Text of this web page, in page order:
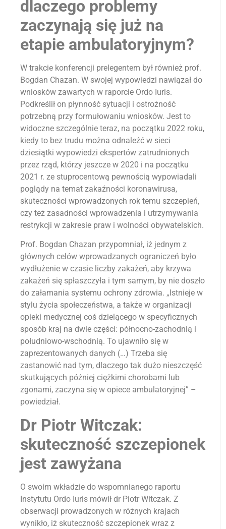
dlaczego problemy
zaczynają się już na
etapie ambulatoryjnym?
W trakcie konferencji prelegentem był również prof.
Bogdan Chazan. W swojej wypowiedzi nawiązał do
wniosków zawartych w raporcie Ordo Iuris.
Podkreślił on płynność sytuacji i ostrożność
potrzebną przy formułowaniu wniosków. Jest to
widoczne szczególnie teraz, na początku 2022 roku,
kiedy to bez trudu można odnaleźć w sieci
dziesiątki wypowiedzi ekspertów zatrudnionych
przez rząd, którzy jeszcze w 2020 i na początku
2021 r. ze stuprocentową pewnością wypowiadali
poglądy na temat zakaźności koronawirusa,
skuteczności wprowadzonych rok temu szczepień,
czy też zasadności wprowadzenia i utrzymywania
restrykcji w zakresie praw i wolności obywatelskich.
Prof. Bogdan Chazan przypomniał, iż jednym z
głównych celów wprowadzanych ograniczeń było
wydłużenie w czasie liczby zakażeń, aby krzywa
zakażeń się spłaszczyła i tym samym, by nie doszło
do załamania systemu ochrony zdrowia. „Istnieje w
stylu życia społeczeństwa, a także w organizacji
opieki medycznej coś dzielącego w specyficznych
sposób kraj na dwie części: północno-zachodnią i
południowo-wschodnią. To ujawniło się w
zaprezentowanych danych (…) Trzeba się
zastanowić nad tym, dlaczego tak dużo nieszczęść
skutkujących później ciężkimi chorobami lub
zgonami, zaczyna się w opiece ambulatoryjnej” –
powiedział.
Dr Piotr Witczak:
skuteczność szczepionek
jest zawyżana
O swoim wkładzie do wspomnianego raportu
Instytutu Ordo Iuris mówił dr Piotr Witczak. Z
obserwacji prowadzonych w różnych krajach
wynikło, iż skuteczność szczepionek wraz z